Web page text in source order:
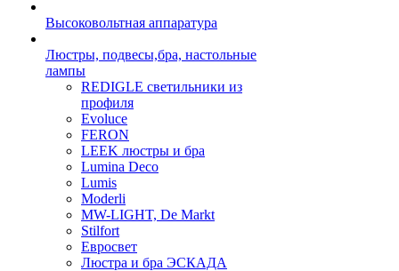
Высоковольтная аппаратура
Люстры, подвесы,бра, настольные
лампы
REDIGLE светильники из
профиля
Evoluce
FERON
LEEK люстры и бра
Lumina Deco
Lumis
Moderli
MW-LIGHT, De Markt
Stilfort
Евросвет
Люстра и бра ЭСКАДА